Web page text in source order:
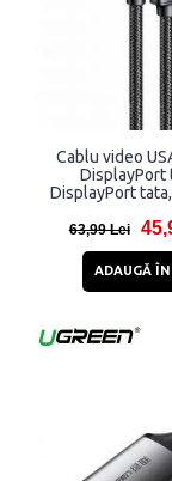
Cablu video
DisplayPort
DisplayPort tata,
63,99 Lei
ADAUGĂ ÎN